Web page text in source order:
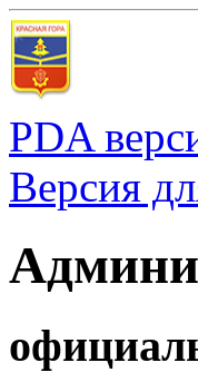
PDA
Версия